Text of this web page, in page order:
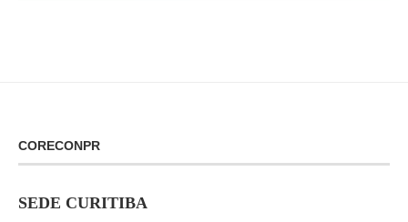
CORECONPR
SEDE CURITIBA